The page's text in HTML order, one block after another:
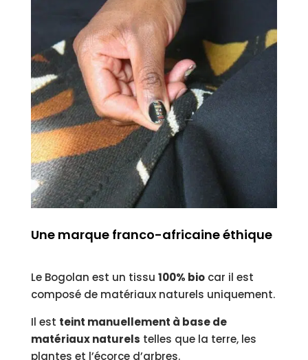
Une marque franco-africaine éthique
Le Bogolan est un tissu 100% biocar il est
composé de matériaux naturels uniquement.
Il est teint manuellement à base de
matériaux naturels telles que la terre, les
plantes et l’écorce d’arbres.